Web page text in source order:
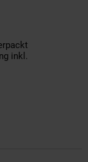
inkl.